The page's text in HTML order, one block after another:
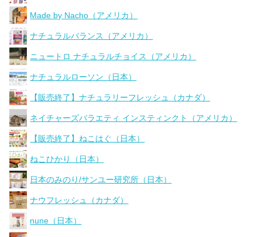
Made by Nacho（アメリカ）
ナチュラルバランス（アメリカ）
ニュートロ ナチュラルチョイス（アメリカ）
ナチュラルローソン（日本）
【販売終了】ナチュラリーフレッシュ（カナダ）
ネイチャーズバラエティ インスティンクト（アメリカ）
【販売終了】ねこはぐ（日本）
ねこひかり（日本）
日本のみのり/サンユー研究所（日本）
ナウフレッシュ（カナダ）
nune（日本）